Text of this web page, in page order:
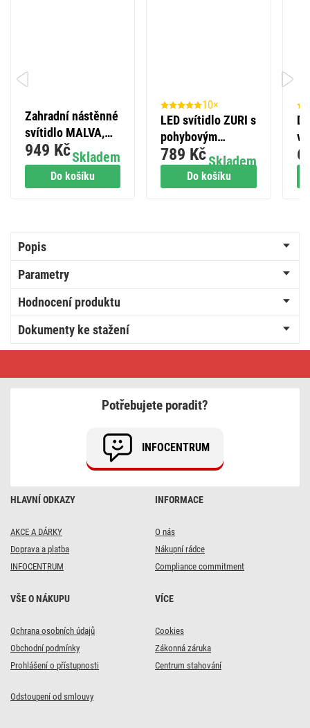
Do košíku
Zahradní nástěnné
svítidlo MALVA,
čidlo soumraku, 13
x 12,5 x 28 cm, 1 x
E27, 15 W
Skladem
949 Kč
Do košíku
10×
LED svítidlo ZURI s
pohybovým
čidlem, 22 cm, 14
W, neutrální bílá,
IP54
Skladem
789 Kč
Popis
Parametry
Hodnocení produktu
Dokumenty ke stažení
HLAVNÍ ODKAZY
AKCE A DÁRKY
Doprava a platba
INFOCENTRUM
INFORMACE
O nás
Nákupní rádce
Compliance commitment
VŠE O NÁKUPU
Ochrana osobních údajů
Obchodní podmínky
Prohlášení o přístupnosti
VÍCE
Cookies
Zákonná záruka
Centrum stahování
Odstoupení od smlouvy
Potřebujete poradit?
INFOCENTRUM